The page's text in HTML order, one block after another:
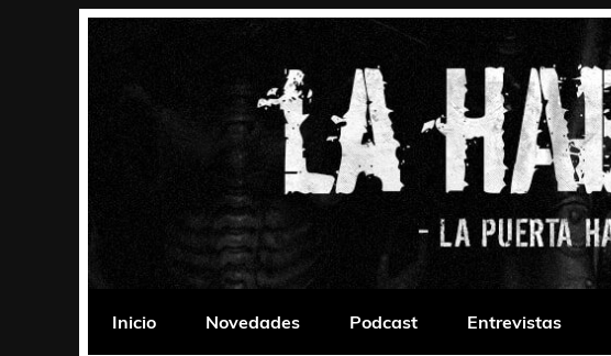
La Habitación 235
Inicio
Novedades Podcast Entrevistas